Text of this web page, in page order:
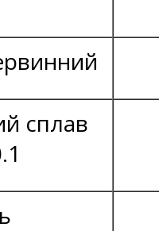
сплав